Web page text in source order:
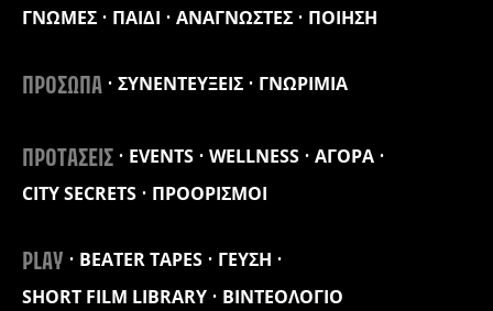
ΓΝΩΜΕΣ
ΠΑΙΔΙ ΑΝΑΓΝΩΣΤΕΣ ΠΟΙΗΣΗ
ΠΡΟΣΩΠΑ ΣΥΝΕΝΤΕΥΞΕΙΣ ΓΝΩΡΙΜΙΑ
ΠΡΟΤΑΣΕΙΣ EVENTS WELLNESS
ΑΓΟΡΑ
CITY SECRETS
ΠΡΟΟΡΙΣΜΟΙ
PLAY BEATER TAPES
ΓΕΥΣΗ
SHORT FILM LIBRARY
ΒΙΝΤΕΟΛΟΓΙΟ